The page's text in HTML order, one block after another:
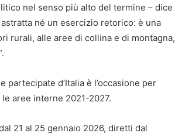
nel senso più alto del termine – dice
né un esercizio retorico: è una
rurali, alle aree di collina e di montagna,
partecipate d’Italia è l’occasione per
aree interne 2021-2027.
21 al 25 gennaio 2026, diretti dal